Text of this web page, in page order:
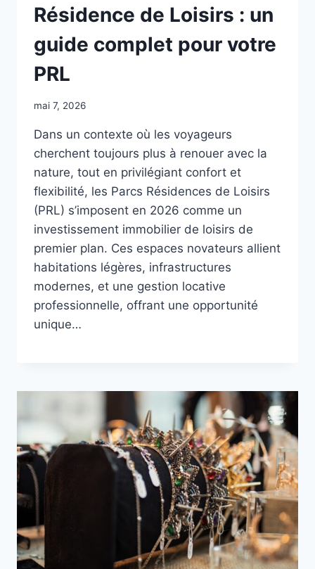
Résidence de Loisirs : un
guide complet pour votre
PRL
mai 7, 2026
Dans un contexte où les voyageurs
cherchent toujours plus à renouer avec la
nature, tout en privilégiant confort et
flexibilité, les Parcs Résidences de Loisirs
(PRL) s’imposent en 2026 comme un
investissement immobilier de loisirs de
premier plan. Ces espaces novateurs allient
habitations légères, infrastructures
modernes, et une gestion locative
professionnelle, offrant une opportunité
unique…